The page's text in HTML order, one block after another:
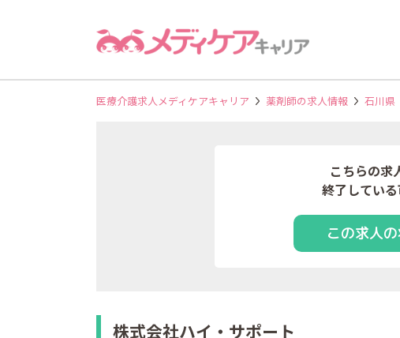
医療介護求人メディケアキャリア 薬剤師の求人情報 石川県
こちらの求
終了してい
この求人
株式会社ハイ・サポート